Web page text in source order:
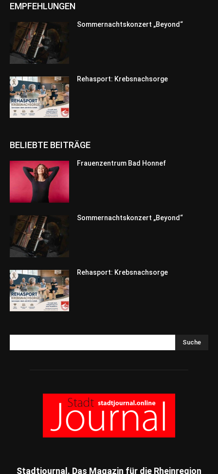
EMPFEHLUNGEN
Sommernachtskonzert „Beyond“
Rehasport: Krebsnachsorge
BELIEBTE BEITRÄGE
Frauenzentrum Bad Honnef
Sommernachtskonzert „Beyond“
Rehasport: Krebsnachsorge
Suche
Stadtjournal. Das Magazin für die Rheinregion